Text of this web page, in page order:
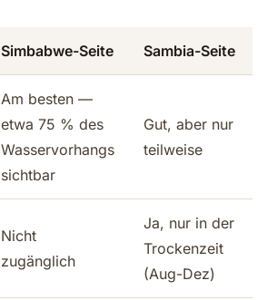
Simbabwe-Seite Sambia-Seite
Am besten —
etwa 75 % des
Wasservorhangs
sichtbar
Gut, aber nur
teilweise
Nicht
zugänglich
Ja, nur in der
Trockenzeit
(Aug-Dez)